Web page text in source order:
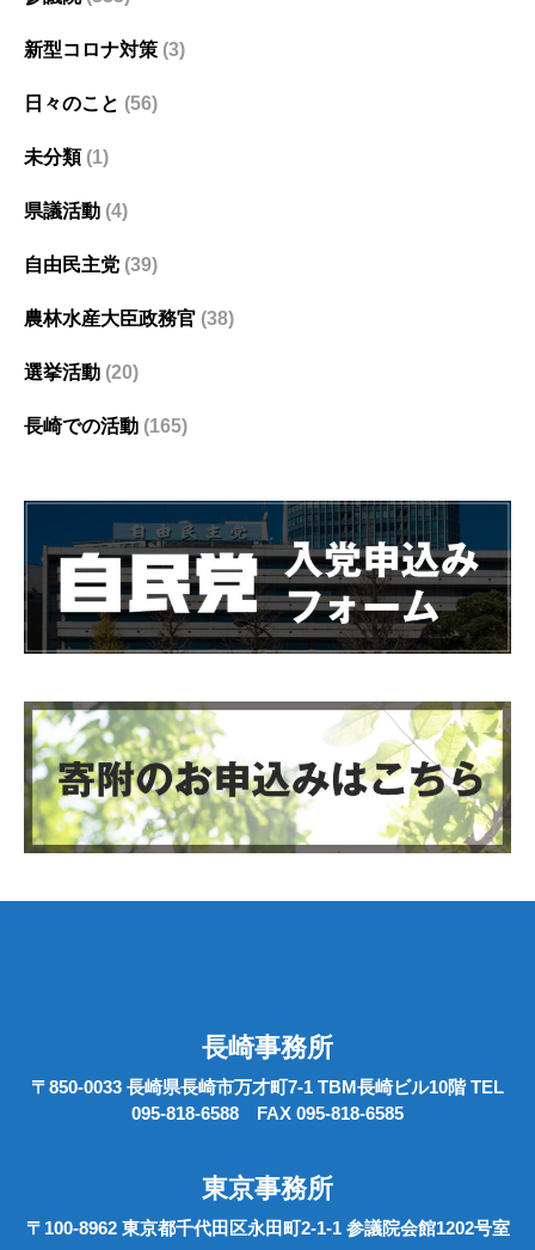
新型コロナ対策 (3)
日々のこと (56)
未分類(1)
県議活動 (4)
自由民主党 (39)
農林水産大臣政務官 (38)
選挙活動 (20)
長崎での活動 (165)
長崎事務所
〒850-0033 長崎県長崎市万才町7-1 TBM長崎ビル10階 TEL
095-818-6588 FAX 095-818-6585
東京事務所
〒100-8962 東京都千代田区永田町2-1-1 参議院会館1202号室